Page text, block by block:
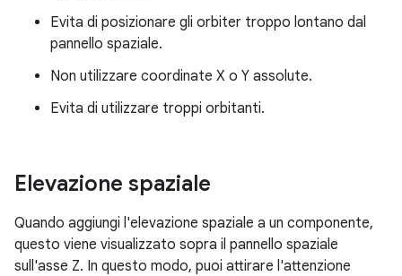
Evita di posizionare gli orbiter troppo lontano dal
pannello spaziale.
Non utilizzare coordinate X o Y assolute.
Evita di utilizzare troppi orbitanti.
Elevazione spaziale
Quando aggiungi l'elevazione spaziale a un componente,
questo viene visualizzato sopra il pannello spaziale
sull'asse Z. In questo modo, puoi attirare l'attenzione